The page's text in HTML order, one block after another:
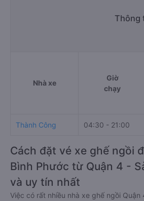
Thông
Nhà xe
Giờ
chạy
Thành Công 04:30 - 21:00
Cách đặt vé xe ghế ngồi
Bình Phước từ Quận 4 -
và uy tín nhất
Việc có rất nhiều nhà xe ghế ngồi Quận